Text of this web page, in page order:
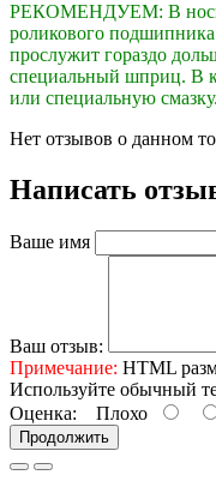
РЕКОМЕНДУЕМ: В носке
роликового
прослужит гораздо
специальный шприц. В
или специальную
Нет отзывов о данном
Написать
Ваше имя
Ваш отзыв:
Примечание: HTML
Используйте обычный
Оценка: Плохо
Продолжить